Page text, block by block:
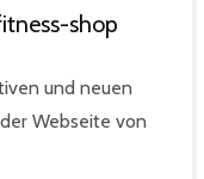
shop
und neuen
Webseite von